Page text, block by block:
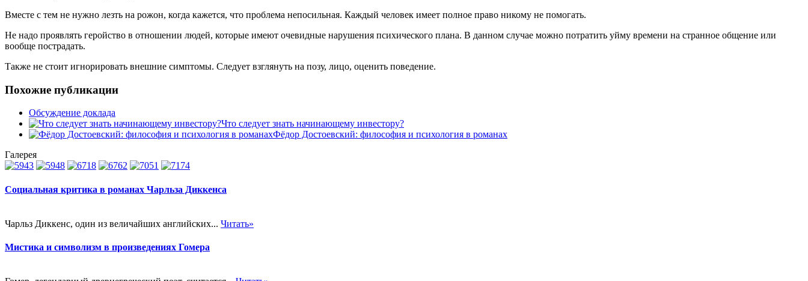
Вместе с тем не нужно лезть на рожон, когда кажется, что проблема непосильная. Каждый человек имеет полное право никому не помогать.
Не надо проявлять геройство в отношении людей, которые имеют очевидные нарушения психического плана. В данном случае можно потратить уйму времени на странное общение или
вообще пострадать.
Также не стоит игнорировать внешние симптомы. Следует взглянуть на позу, лицо, оценить поведение.
Похожие публикации
Обсуждение доклада
Что следует знать начинающему инвестору?
Фёдор Достоевский: философия и психология в романах
Галерея
Социальная критика в романах Чарльза Диккенса
Чарльз Диккенс, один из величайших английских... Читать»
Мистика и символизм в произведениях Гомера